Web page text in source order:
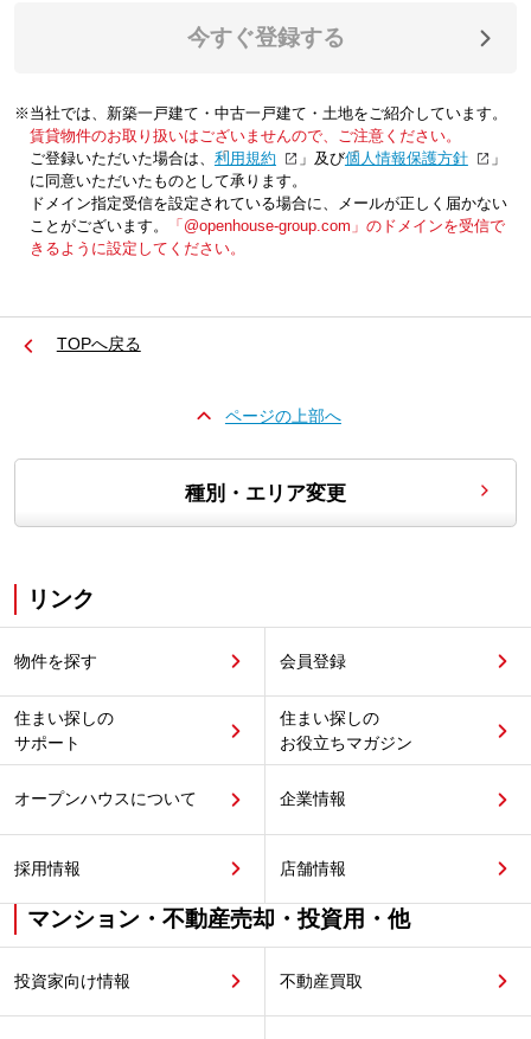
今すぐ登録する
※当社では、新築一戸建て・中古一戸建て・土地をご紹介しています。
賃貸物件のお取り扱いはございませんので、ご注意ください。
ご登録いただいた場合は、「利用規約 」及び「個人情報保護方針
」
に同意いただいたものとして承ります。
ドメイン指定受信を設定されている場合に、メールが正しく届かない
ことがございます。
「@openhouse-group.com」のドメインを受信で
きるように設定してください。
TOPへ戻る
ページの上部へ
種別・エリア変更
リンク
物件を探す 会員登録
住まい探しの
サポート
住まい探しの
お役立ちマガジン
オープンハウスについて 企業情報
採用情報 店舗情報
マンション・不動産売却・投資用・他
投資家向け情報 不動産買取